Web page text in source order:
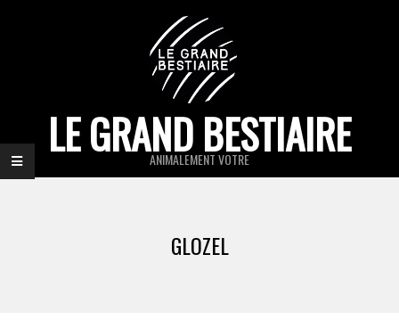
LE GRAND BESTIAIRE
ANIMALEMENT VOTRE
GLOZEL